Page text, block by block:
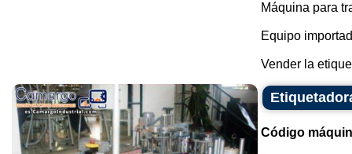
Máquina para
Equipo
Vender la
Código